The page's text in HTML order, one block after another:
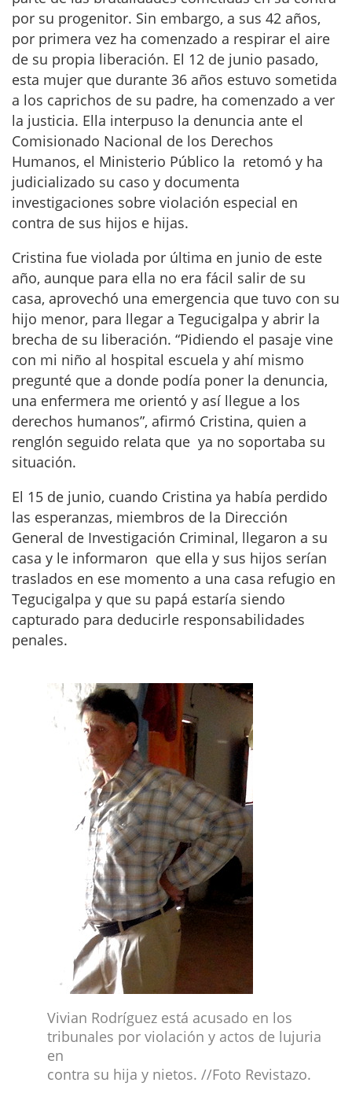
por su progenitor. Sin embargo, a sus 42 años,
por primera vez ha comenzado a respirar el aire
de su propia liberación. El 12 de junio pasado,
esta mujer que durante 36 años estuvo sometida
a los caprichos de su padre, ha comenzado a ver
la justicia. Ella interpuso la denuncia ante el
Comisionado Nacional de los Derechos
Humanos, el Ministerio Público la retomó y ha
judicializado su caso y documenta
investigaciones sobre violación especial en
contra de sus hijos e hijas.
Cristina fue violada por última en junio de este
año, aunque para ella no era fácil salir de su
casa, aprovechó una emergencia que tuvo con su
hijo menor, para llegar a Tegucigalpa y abrir la
brecha de su liberación. “Pidiendo el pasaje vine
con mi niño al hospital escuela y ahí mismo
pregunté que a donde podía poner la denuncia,
una enfermera me orientó y así llegue a los
derechos humanos”, afirmó Cristina, quien a
renglón seguido relata que ya no soportaba su
situación.
El 15 de junio, cuando Cristina ya había perdido
las esperanzas, miembros de la Dirección
General de Investigación Criminal, llegaron a su
casa y le informaron que ella y sus hijos serían
traslados en ese momento a una casa refugio en
Tegucigalpa y que su papá estaría siendo
capturado para deducirle responsabilidades
penales.
Vivian Rodríguez está acusado en los
tribunales por violación y actos de lujuria
en
contra su hija y nietos. //Foto Revistazo.